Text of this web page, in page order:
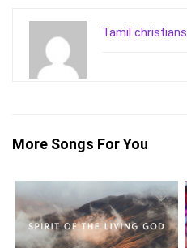
Tamil christians
More Songs For You